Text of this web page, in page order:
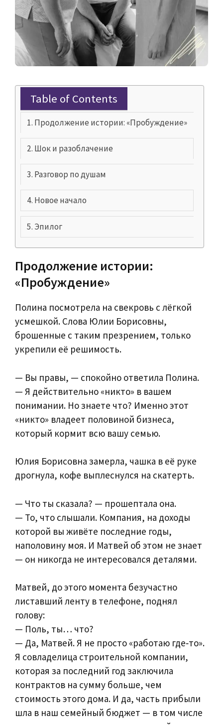
Table of Contents
Продолжение истории: «Пробуждение»
Шок и разоблачение
Разговор по душам
Новое начало
Эпилог
Продолжение истории:
«Пробуждение»
Полина посмотрела на свекровь с лёгкой
усмешкой. Слова Юлии Борисовны,
брошенные с таким презрением, только
укрепили её решимость.
— Вы правы, — спокойно ответила Полина.
— Я действительно «никто» в вашем
понимании. Но знаете что? Именно этот
«никто» владеет половиной бизнеса,
который кормит всю вашу семью.
Юлия Борисовна замерла, чашка в её руке
дрогнула, кофе выплеснулся на скатерть.
— Что ты сказала? — прошептала она.
— То, что слышали. Компания, на доходы
которой вы живёте последние годы,
наполовину моя. И Матвей об этом не знает
— он никогда не интересовался деталями.
Матвей, до этого момента безучастно
листавший ленту в телефоне, поднял
голову:
— Поль, ты… что?
— Да, Матвей. Я не просто «работаю где‑то».
Я совладелица строительной компании,
которая за последний год заключила
контрактов на сумму больше, чем
стоимость этого дома. И да, часть прибыли
шла в наш семейный бюджет — в том числе